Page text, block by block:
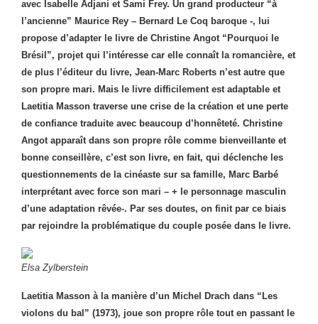
avec Isabelle Adjani et Sami Frey. Un grand producteur “à
l’ancienne” Maurice Rey – Bernard Le Coq baroque -, lui
propose d’adapter le livre de Christine Angot “Pourquoi le
Brésil”, projet qui l’intéresse car elle connaît la romancière, et
de plus l’éditeur du livre, Jean-Marc Roberts n’est autre que
son propre mari. Mais le livre difficilement est adaptable et
Laetitia Masson traverse une crise de la création et une perte
de confiance traduite avec beaucoup d’honnêteté. Christine
Angot apparaît dans son propre rôle comme bienveillante et
bonne conseillère, c’est son livre, en fait, qui déclenche les
questionnements de la cinéaste sur sa famille, Marc Barbé
interprétant avec force son mari – + le personnage masculin
d’une adaptation rêvée-. Par ses doutes, on finit par ce biais
par rejoindre la problématique du couple posée dans le livre.
Elsa Zylberstein
Laetitia Masson à la manière d’un Michel Drach dans “Les
violons du bal” (1973), joue son propre rôle tout en passant le